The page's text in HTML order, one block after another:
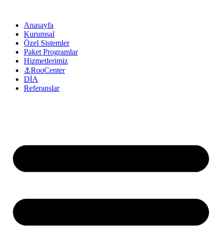
Anasayfa
Kurumsal
Özel Sistemler
Paket Programlar
Hizmetlerimiz
⚓RooCenter
DİA
Referanslar